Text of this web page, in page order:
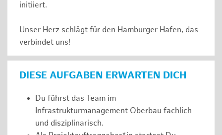
initiiert.
Unser Herz schlägt für den Hamburger Hafen, das
verbindet uns!
DIESE AUFGABEN ERWARTEN DICH
Du führst das Team im
Infrastrukturmanagement Oberbau fachlich
und disziplinarisch.